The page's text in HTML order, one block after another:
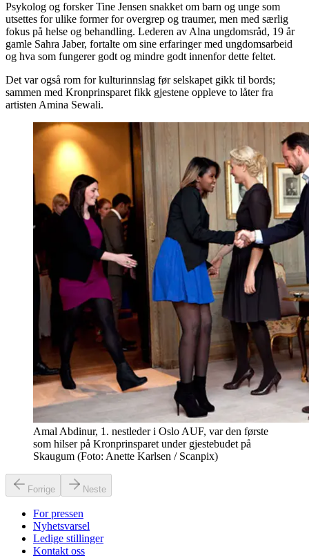
Psykolog og forsker Tine Jensen snakket om barn og unge som
utsettes for ulike former for overgrep og traumer, men med særlig
fokus på helse og behandling. Lederen av Alna ungdomsråd, 19 år
gamle Sahra Jaber, fortalte om sine erfaringer med ungdomsarbeid
og hva som fungerer godt og mindre godt innenfor dette feltet.
Det var også rom for kulturinnslag før selskapet gikk til bords;
sammen med Kronprinsparet fikk gjestene oppleve to låter fra
artisten Amina Sewali.
Amal Abdinur, 1. nestleder i Oslo AUF, var den første
som hilser på Kronprinsparet under gjestebudet på
Skaugum (Foto: Anette Karlsen / Scanpix)
Forrige Neste
For pressen
Nyhetsvarsel
Ledige stillinger
Kontakt oss